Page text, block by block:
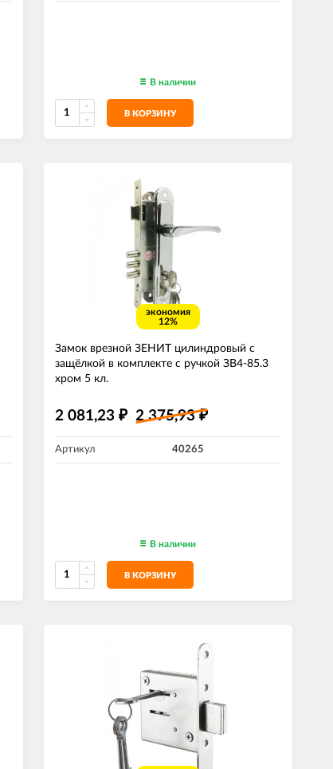
В наличии
В КОРЗИНУ
экономия
12%
Замок врезной ЗЕНИТ цилиндровый с
защёлкой в комплекте с ручкой ЗВ4-85.3
хром 5 кл.
2 081,23 ₽ 2 375,93₽
Артикул 40265
В наличии
В КОРЗИНУ